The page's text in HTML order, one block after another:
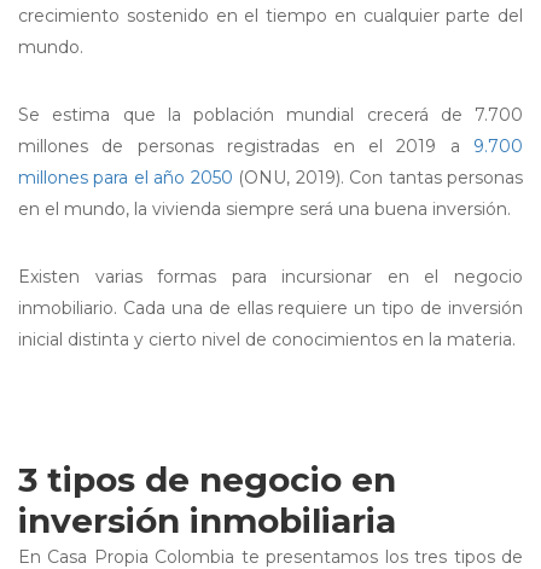
crecimiento sostenido en el tiempo en cualquier parte del
mundo.
Se estima que la población mundial crecerá de 7.700
millones de personas registradas en el 2019 a 9.700
millones para el año 2050 (ONU, 2019). Con tantas personas
en el mundo, la vivienda siempre será una buena inversión.
Existen varias formas para incursionar en el negocio
inmobiliario. Cada una de ellas requiere un tipo de inversión
inicial distinta y cierto nivel de conocimientos en la materia.
3 tipos de negocio en
inversión inmobiliaria
En Casa Propia Colombia te presentamos los tres tipos de